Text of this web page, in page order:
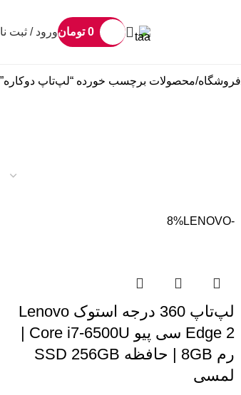
0 تومانورود / ثبت
فروشگاه محصولات برچسب خورده “لپ‌تاپ دوکاره”
-8%
LENOVO
لپ‌تاپ 360 درجه استوک Lenovo
Edge 2 سی پیو Core i7-6500U |
رم 8GB | حافظه SSD 256GB
لمسی